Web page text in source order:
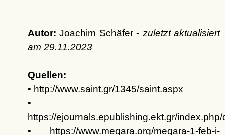
Autor: Joachim Schäfer - zuletzt aktualisiert
am 29.11.2023
Quellen:
• http://www.saint.gr/1345/saint.aspx
•
https://ejournals.epublishing.ekt.gr/
• https://www.megara.org/megara-1-feb-i-